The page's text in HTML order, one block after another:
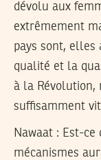
dévolu aux
extrêmement
pays sont, elles
qualité et la
à la Révolution,
suffisamment
Nawaat : Est-ce
mécanismes